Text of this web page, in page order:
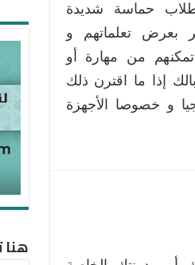
حماسة شديدة
بعرض تعلماتهم و
من مهارة أو
إذا ما اقترن ذلك
و خصوصا الأجهزة
هنا